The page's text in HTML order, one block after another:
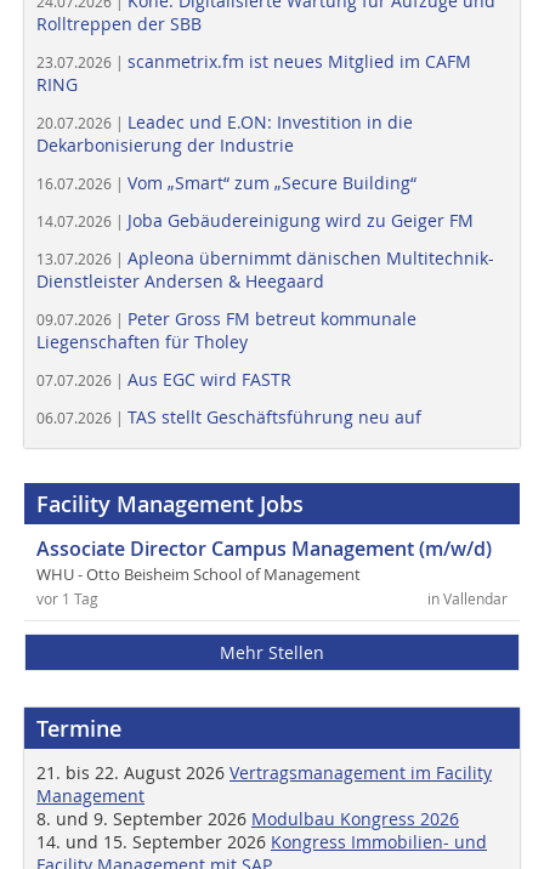
Rolltreppen der SBB
23.07.2026 | scanmetrix.fm ist neues Mitglied im CAFM
RING
20.07.2026 | Leadec und E.ON: Investition in die
Dekarbonisierung der Industrie
16.07.2026 | Vom „Smart“ zum „Secure Building“
14.07.2026 | Joba Gebäudereinigung wird zu Geiger FM
13.07.2026 | Apleona übernimmt dänischen Multitechnik-
Dienstleister Andersen & Heegaard
09.07.2026 | Peter Gross FM betreut kommunale
Liegenschaften für Tholey
07.07.2026 | Aus EGC wird FASTR
06.07.2026 | TAS stellt Geschäftsführung neu auf
Facility Management Jobs
Associate Director Campus Management (m/w/d)
WHU - Otto Beisheim School of Management
in Vallendar
vor 1 Tag
Mehr Stellen
Termine
21. bis 22. August 2026 Vertragsmanagement im Facility
Management
8. und 9. September 2026 Modulbau Kongress 2026
14. und 15. September 2026 Kongress Immobilien- und